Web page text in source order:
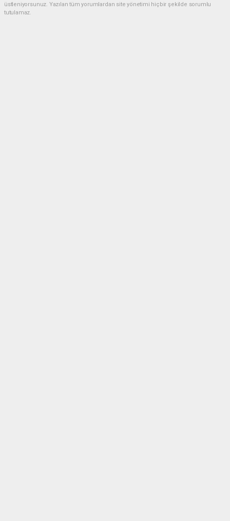
üstleniyorsunuz. Yazılan tüm yorumlardan site yönetimi hiçbir şekilde sorumlu
tutulamaz.